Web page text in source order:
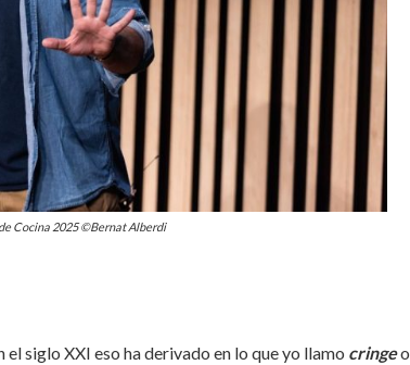
Cocina 2025 ©Bernat Alberdi
siglo XXI eso ha derivado en lo que yo llamo cringeo